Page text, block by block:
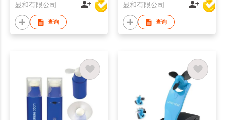
显和有限公司
查询
显和有限公司
查询